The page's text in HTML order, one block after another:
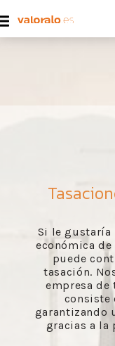
Si le gustaría
económica
puede
tasación.
empresa de
consiste
garantizando
gracias a la